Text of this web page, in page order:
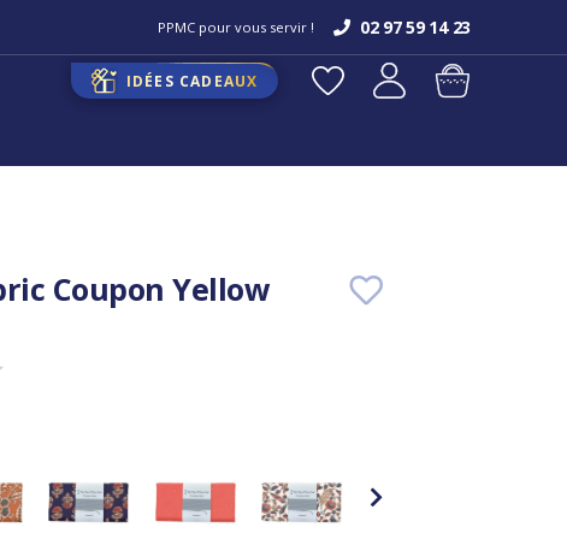
PPMC pour vous servir ! 02 97 59 14 23
IDÉES CADEAUX
Coupon Yellow